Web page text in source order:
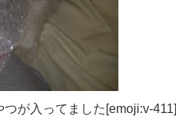
が入ってました[emoji:v-411]